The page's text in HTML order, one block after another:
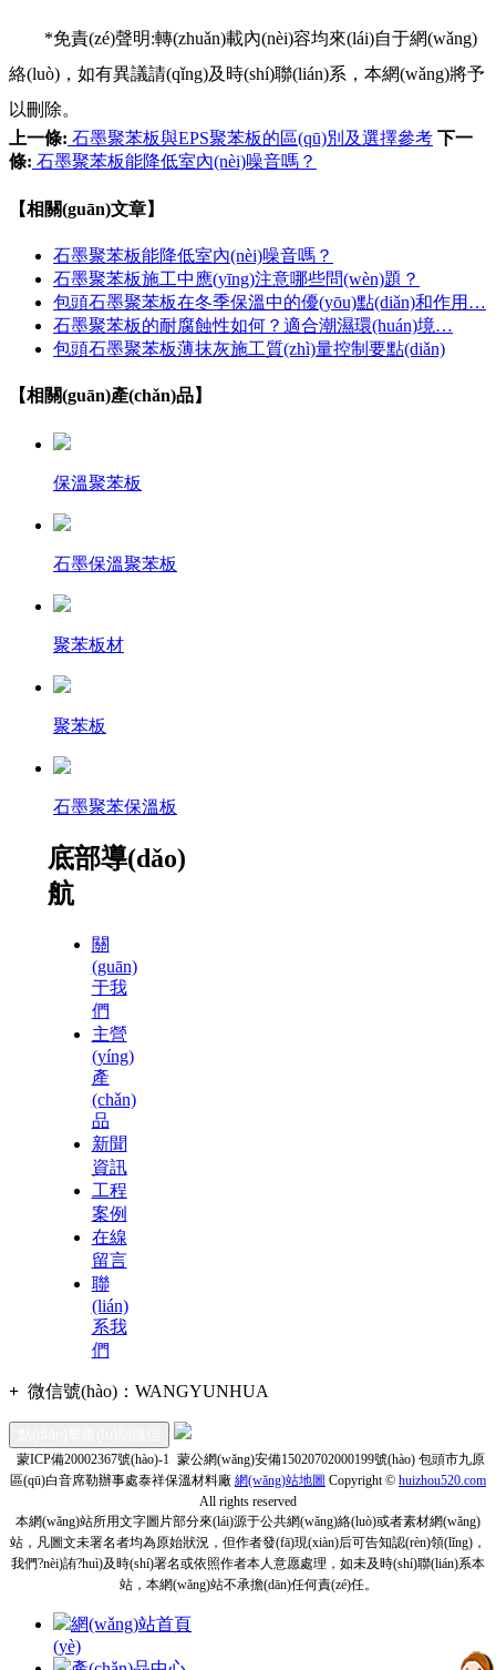
*免責(zé)聲明:轉(zhuǎn)載內(nèi)容均來(lái)自于網(wǎng)
絡(luò)，如有異議請(qǐng)及時(shí)聯(lián)系，本網(wǎng)將予
以刪除。
上一條: 石墨聚苯板與EPS聚苯板的區(qū)別及選擇參考 下一
條: 石墨聚苯板能降低室內(nèi)噪音嗎？
【相關(guān)文章】
石墨聚苯板能降低室內(nèi)噪音嗎？
石墨聚苯板施工中應(yīng)注意哪些問(wèn)題？
包頭石墨聚苯板在冬季保溫中的優(yōu)點(diǎn)和作用…
石墨聚苯板的耐腐蝕性如何？適合潮濕環(huán)境…
包頭石墨聚苯板薄抹灰施工質(zhì)量控制要點(diǎn)
【相關(guān)產(chǎn)品】
保溫聚苯板
石墨保溫聚苯板
聚苯板材
聚苯板
石墨聚苯保溫板
底部導(dǎo)
航
關
(guān)
于我
們
主營
(yíng)
產
(chǎn)
品
新聞
資訊
工程
案例
在線
留言
聯
(lián)
系我
們
+ 微信號(hào)： WANGYUNHUA
蒙ICP備20002367號(hào)-1 蒙公網(wǎng)安備15020702000199號(hào)包頭市九原
區(qū)白音席勒辦事處泰祥保溫材料廠 網(wǎng)站地圖 Copyright © huizhou520.com
All rights reserved
本網(wǎng)站所用文字圖片部分來(lái)源于公共網(wǎng)絡(luò)或者素材網(wǎng)
站，凡圖文未署名者均為原始狀況，但作者發(fā)現(xiàn)后可告知認(rèn)領(lǐng)，
我們?nèi)詴?huì)及時(shí)署名或依照作者本人意愿處理，如未及時(shí)聯(lián)系本
站，本網(wǎng)站不承擔(dān)任何責(zé)任。
網(wǎng)站首頁
(yè)